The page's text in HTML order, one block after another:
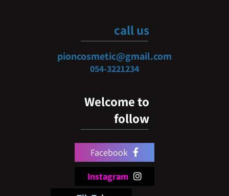
call us
pioncosmetic@gmail.com
054-3221234
Welcome to
follow
Facebook
Instagram